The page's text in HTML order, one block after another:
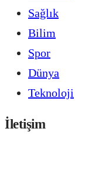
Sağlık
Bilim
Spor
Dünya
Teknoloji
İletişim